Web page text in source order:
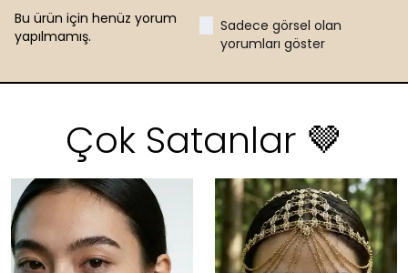
Bu ürün için henüz yorum
yapılmamış.
Sadece görsel olan
yorumları göster
Çok Satanlar 🤎